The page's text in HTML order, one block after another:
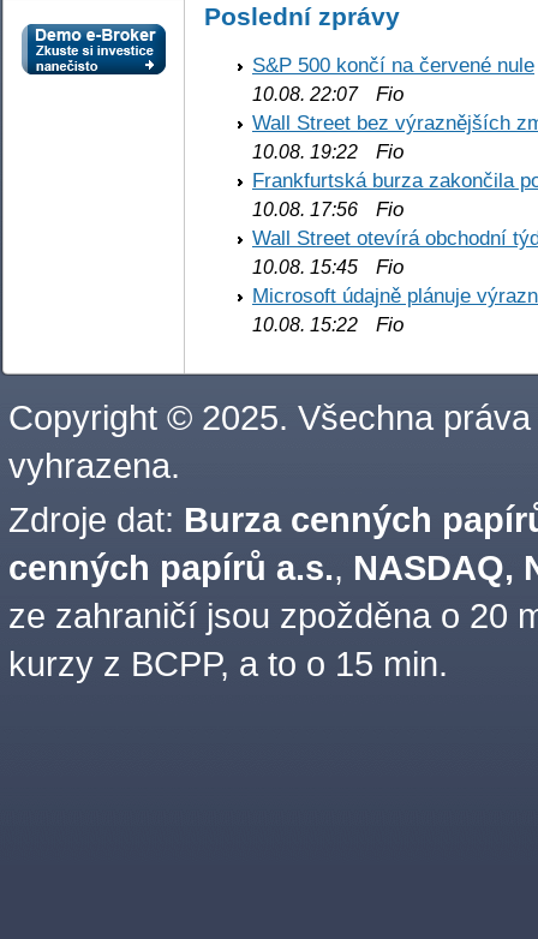
Poslední zprávy
S&P 500 končí na červené nule
10.08. 22:07Fio
Wall Street bez výraznějších
10.08. 19:22 Fio
Frankfurtská burza zakončila
10.08. 17:56 Fio
Wall Street otevírá obchodní
10.08. 15:45 Fio
Microsoft údajně plánuje
10.08. 15:22 Fio
Copyright © 2025. Všechna práva
vyhrazena.
Zdroje dat: Burza cenných
cenných papírů a.s., NASDAQ,
ze zahraničí jsou zpožděna o 20
kurzy z BCPP, a to o 15 min.